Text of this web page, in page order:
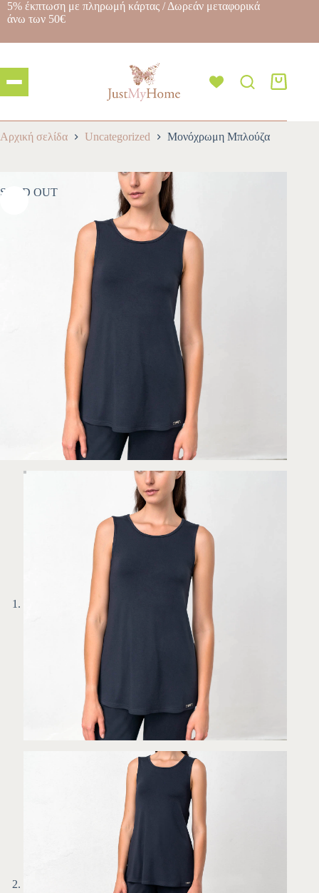
5% έκπτωση με πληρωμή κάρτας / Δωρεάν μεταφορικά
άνω των 50€
Αρχική σελίδα Uncategorized Μονόχρωμη Μπλούζα
SOLD OUT